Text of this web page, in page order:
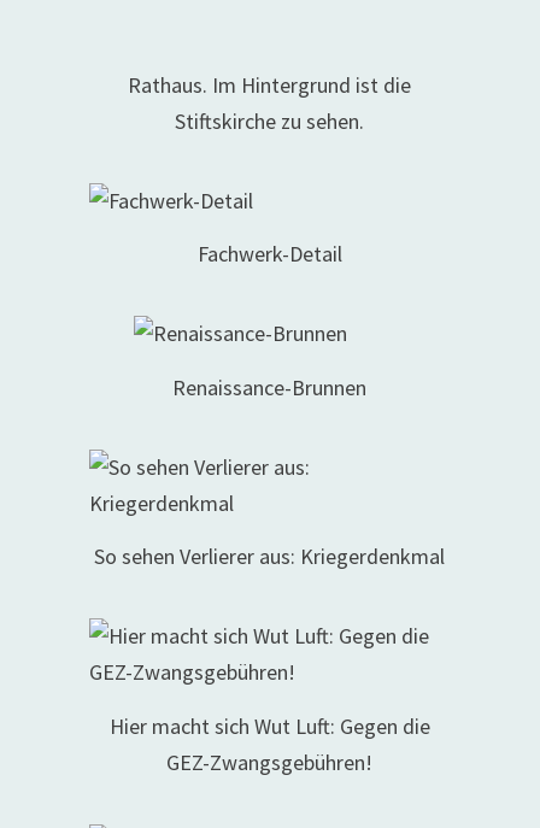
Rathaus. Im Hintergrund ist die
Stiftskirche zu sehen.
Fachwerk-Detail
Renaissance-Brunnen
So sehen Verlierer aus: Kriegerdenkmal
Hier macht sich Wut Luft: Gegen die
GEZ-Zwangsgebühren!